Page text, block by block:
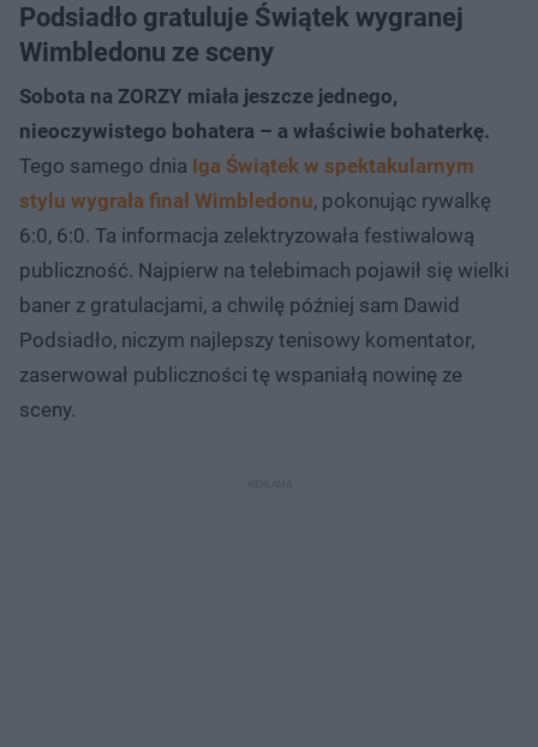
Podsiadło gratuluje Świątek wygranej
Wimbledonu ze sceny
Sobota na ZORZY miała jeszcze jednego,
nieoczywistego bohatera – a właściwie bohaterkę.
Tego samego dnia Iga Świątek w spektakularnym
stylu wygrała finał Wimbledonu, pokonując rywalkę
6:0, 6:0. Ta informacja zelektryzowała festiwalową
publiczność. Najpierw na telebimach pojawił się wielki
baner z gratulacjami, a chwilę później sam Dawid
Podsiadło, niczym najlepszy tenisowy komentator,
zaserwował publiczności tę wspaniałą nowinę ze
sceny.